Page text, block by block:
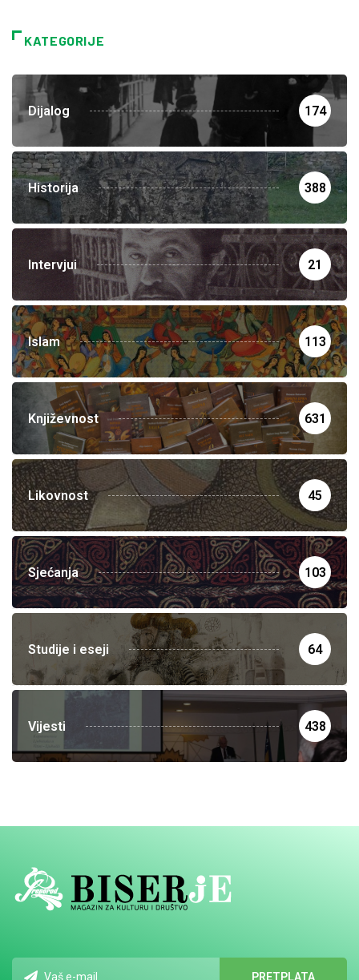
KATEGORIJE
Dijalog 174
Historija 388
Intervjui 21
Islam 113
Književnost 631
Likovnost 45
Sjećanja 103
Studije i eseji 64
Vijesti 438